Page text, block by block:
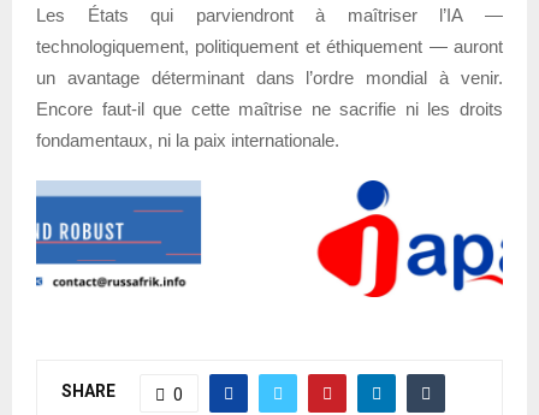
Les États qui parviendront à maîtriser l’IA —
technologiquement, politiquement et éthiquement — auront
un avantage déterminant dans l’ordre mondial à venir.
Encore faut-il que cette maîtrise ne sacrifie ni les droits
fondamentaux, ni la paix internationale.
SHARE 0